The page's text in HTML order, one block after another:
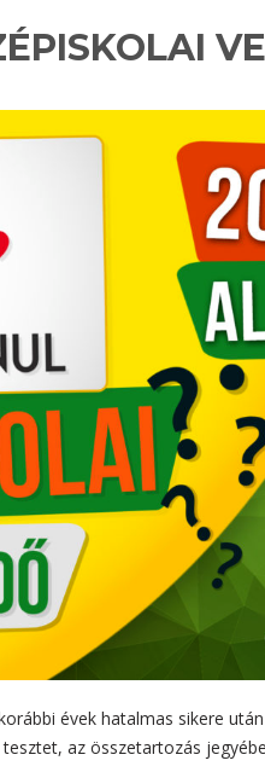
évek hatalmas sikere
az összetartozás